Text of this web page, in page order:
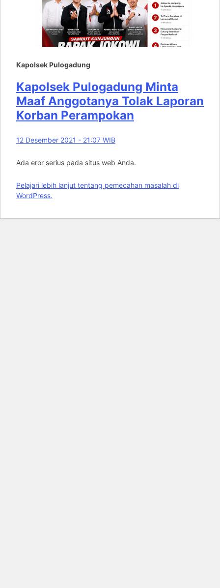
Kapolsek Pulogadung
Kapolsek Pulogadung Minta
Maaf Anggotanya Tolak Laporan
Korban Perampokan
12 Desember 2021 - 21:07 WIB
Ada eror serius pada situs web Anda.
Pelajari lebih lanjut tentang pemecahan masalah di
WordPress.